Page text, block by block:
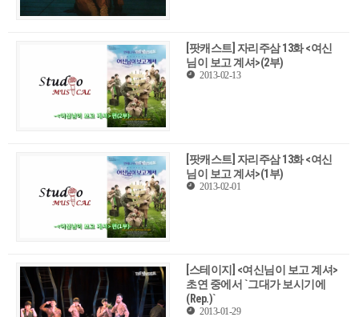
[팟캐스트] 자리주삼 13화 <여신
님이 보고 계셔>(2부)
2013-02-13
[팟캐스트] 자리주삼 13화 <여신
님이 보고 계셔>(1부)
2013-02-01
[스테이지] <여신님이 보고 계셔>
초연 중에서 `그대가 보시기에
(Rep.)`
2013-01-29